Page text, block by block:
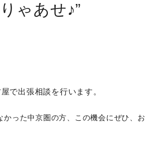
ゃあせ♪”
で出張相談を行います。
った中京圏の方、この機会にぜひ、お